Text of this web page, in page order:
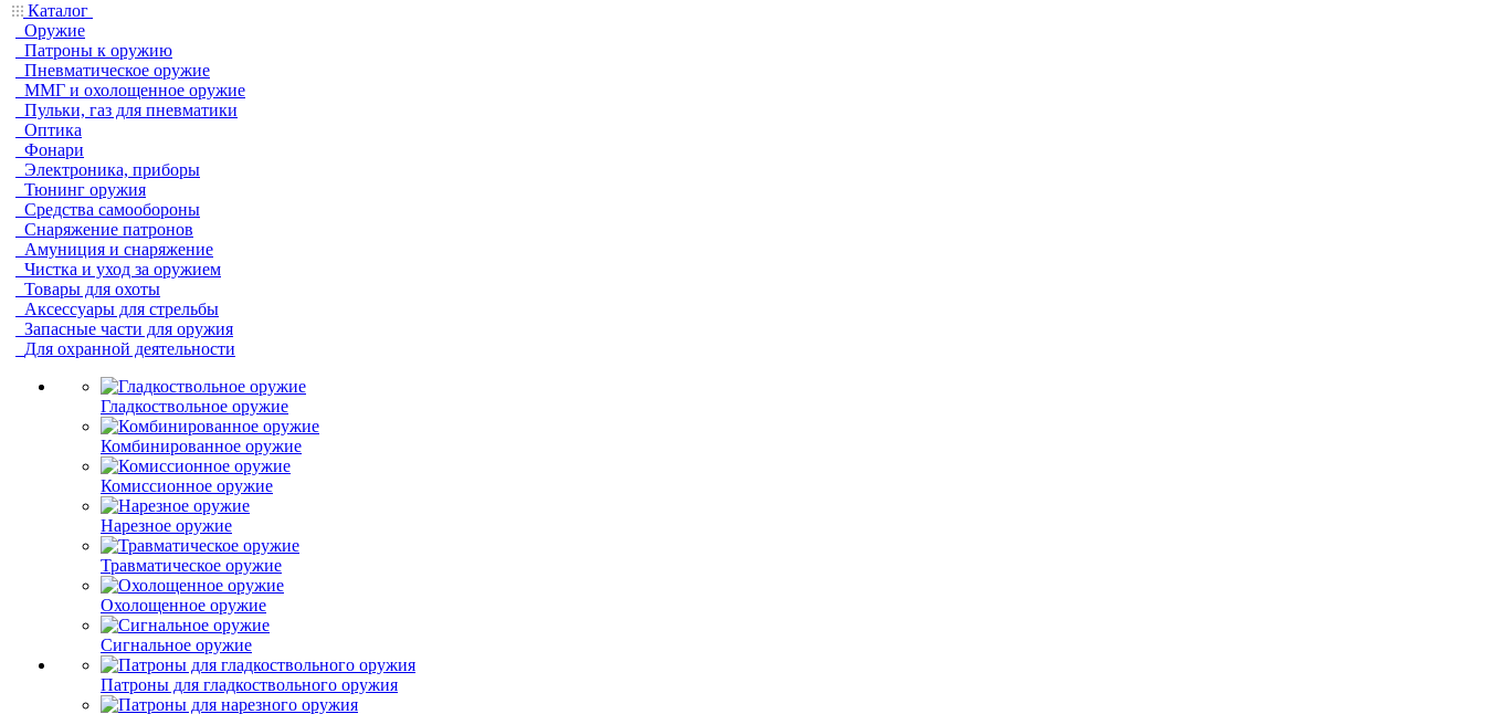
Каталог
Оружие
Патроны к оружию
Пневматическое оружие
ММГ и охолощенное оружие
Пульки, газ для пневматики
Оптика
Фонари
Электроника, приборы
Тюнинг оружия
Средства самообороны
Снаряжение патронов
Амуниция и снаряжение
Чистка и уход за оружием
Товары для охоты
Аксессуары для стрельбы
Запасные части для оружия
Для охранной деятельности
Гладкоствольное оружие
Комбинированное оружие
Комиссионное оружие
Нарезное оружие
Травматическое оружие
Охолощенное оружие
Сигнальное оружие
Патроны для гладкоствольного оружия